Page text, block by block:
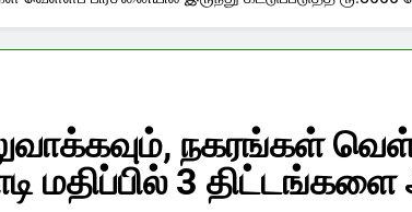
நகரங்கள்
மதிப்பில் 3